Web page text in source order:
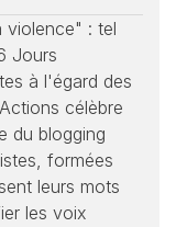
violence" : tel
Jours
à l'égard des
célèbre
du blogging
formées
leurs mots
les voix